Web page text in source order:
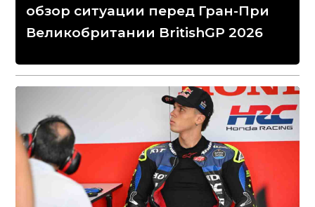
обзор ситуации перед Гран-При
Великобритании BritishGP 2026